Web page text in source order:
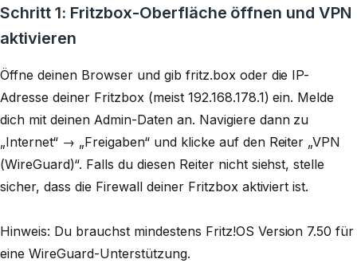
Schritt 1: Fritzbox-Oberfläche öffnen und VPN
aktivieren
Öffne deinen Browser und gib fritz.box oder die IP-
Adresse deiner Fritzbox (meist 192.168.178.1) ein. Melde
dich mit deinen Admin-Daten an. Navigiere dann zu
„Internet“ → „Freigaben“ und klicke auf den Reiter „VPN
(WireGuard)“. Falls du diesen Reiter nicht siehst, stelle
sicher, dass die Firewall deiner Fritzbox aktiviert ist.
Hinweis: Du brauchst mindestens Fritz!OS Version 7.50 für
eine WireGuard-Unterstützung.